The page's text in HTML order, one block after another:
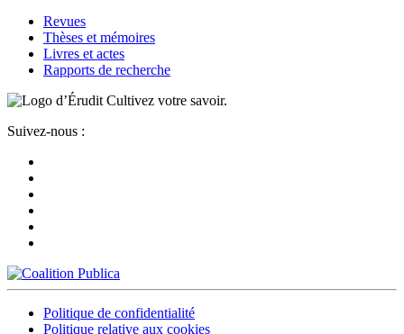
Revues
Thèses et mémoires
Livres et actes
Rapports de recherche
Cultivez votre savoir.
Suivez-nous :
Politique de confidentialité
Politique relative aux cookies